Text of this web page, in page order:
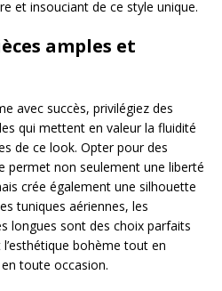
et insouciant de ce style unique.
amples et
avec succès, privilégiez des
qui mettent en valeur la fluidité
de ce look. Opter pour des
permet non seulement une liberté
crée également une silhouette
tuniques aériennes, les
longues sont des choix parfaits
bohème tout en
toute occasion.